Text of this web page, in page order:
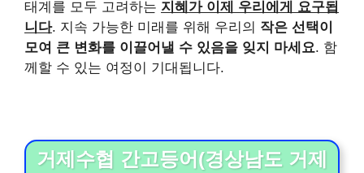
태계를 모두 고려하는 지혜가 이제 우리에게 요구됩
니다. 지속 가능한 미래를 위해 우리의 작은 선택이
모여 큰 변화를 이끌어낼 수 있음을 잊지 마세요. 함
께할 수 있는 여정이 기대됩니다.
거제수협 간고등어(경상남도 거제